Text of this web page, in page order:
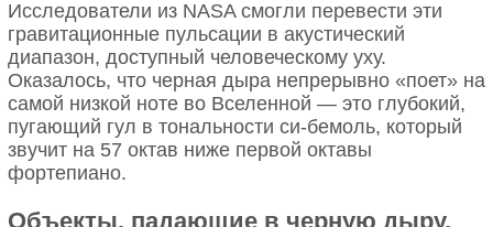
Исследователи из NASA смогли перевести эти
гравитационные пульсации в акустический
диапазон, доступный человеческому уху.
Оказалось, что черная дыра непрерывно «поет» на
самой низкой ноте во Вселенной — это глубокий,
пугающий гул в тональности си-бемоль, который
звучит на 57 октав ниже первой октавы
фортепиано.
Объекты, падающие в черную дыру,